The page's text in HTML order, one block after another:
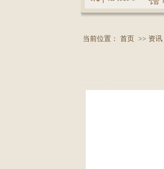
当前位置： 首页 >> 资讯